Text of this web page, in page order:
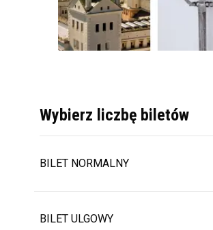
Wybierz liczbę biletów
BILET NORMALNY
BILET ULGOWY